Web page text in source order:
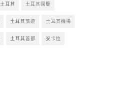
土耳其 土耳其國慶
土耳其旅遊 土耳其機場
土耳其首都 安卡拉